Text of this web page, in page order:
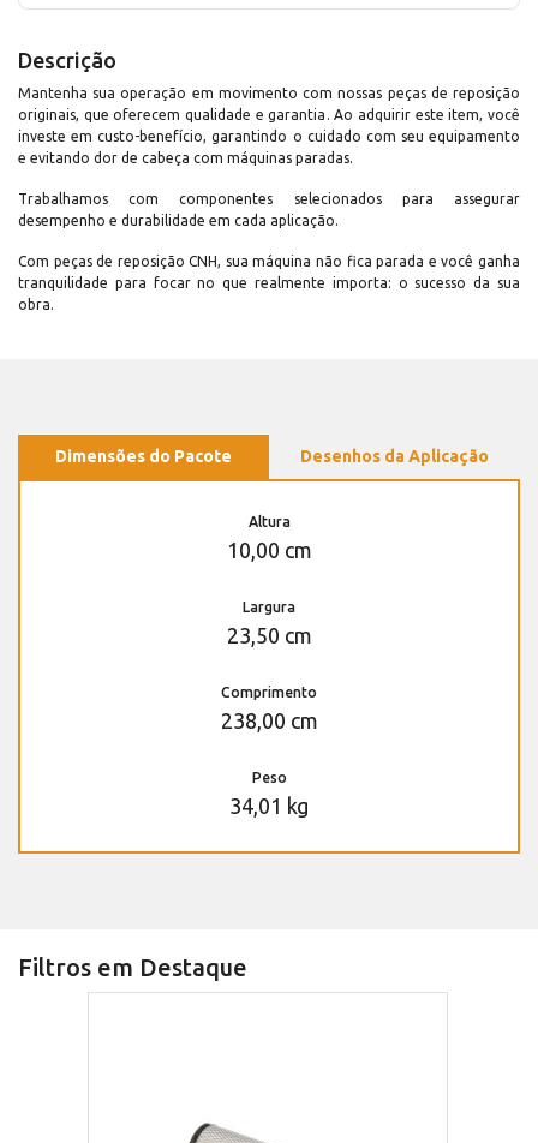
Descrição
Mantenha sua operação em movimento com nossas peças de reposição
originais, que oferecem qualidade e garantia. Ao adquirir este item, você
investe em custo-benefício, garantindo o cuidado com seu equipamento
e evitando dor de cabeça com máquinas paradas.
Trabalhamos com componentes selecionados para assegurar
desempenho e durabilidade em cada aplicação.
Com peças de reposição CNH, sua máquina não fica parada e você ganha
tranquilidade para focar no que realmente importa: o sucesso da sua
obra.
Dimensões do Pacote Desenhos da Aplicação
Altura
10,00 cm
Largura
23,50 cm
Comprimento
238,00 cm
Peso
34,01 kg
Filtros em Destaque